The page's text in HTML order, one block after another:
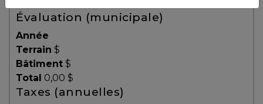
Témoignages
Blogue
ACHAT
Évaluation (municipale)
Année
Terrain $
Bâtiment $
Total 0,00 $
Taxes (annuelles)